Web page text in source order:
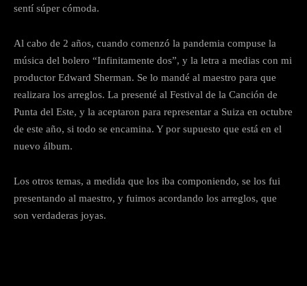
sentí súper cómoda.
Al cabo de 2 años, cuando comenzó la pandemia compuse la
música del bolero “Infinitamente dos”, y la letra a medias con mi
productor Edward Sherman. Se lo mandé al maestro para que
realizara los arreglos. La presenté al Festival de la Canción de
Punta del Este, y la aceptaron para representar a Suiza en octubre
de este año, si todo se encamina. Y por supuesto que está en el
nuevo álbum.
Los otros temas, a medida que los iba componiendo, se los fui
presentando al maestro, y fuimos acordando los arreglos, que
son verdaderas joyas.